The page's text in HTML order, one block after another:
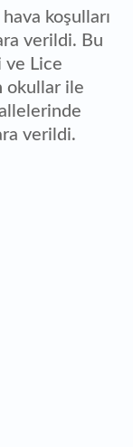
koşulları
verildi. Bu
ve Lice
okullar ile
verildi.